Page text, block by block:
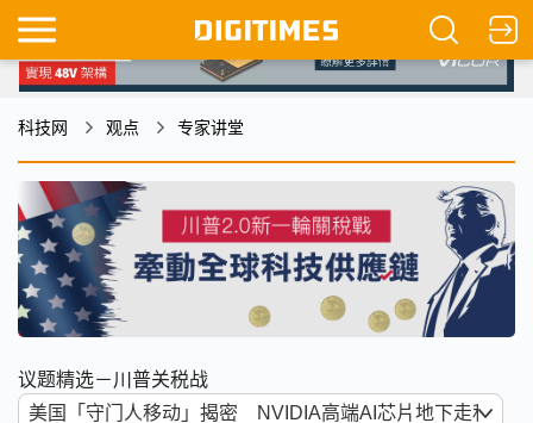
科技网 观点 专家讲堂
议题精选－川普关税战